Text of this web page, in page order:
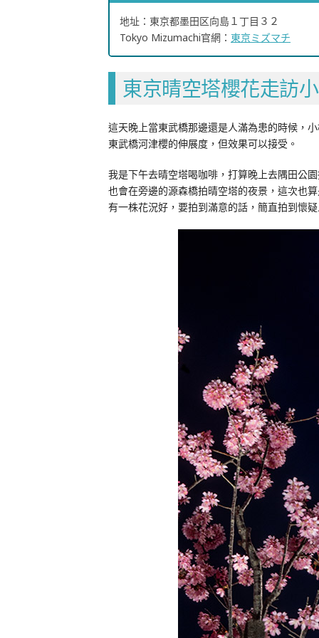
地址：東京都墨田区向島１丁目３２
Tokyo Mizumachi官網： 東京ミズマチ
東京晴空塔櫻花走訪
這天晚上當東武橋那邊還是人滿為患的時候，
東武橋河津櫻的伸展度，但效果可以接受。
我是下午去晴空塔喝咖啡，打算晚上去隅田公
也會在旁邊的源森橋拍晴空塔的夜景，這次也
有一株花況好，要拍到滿意的話，簡直拍到懷